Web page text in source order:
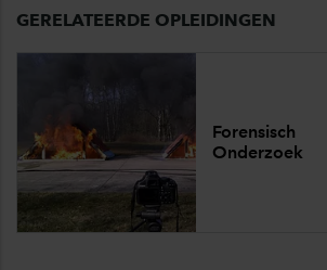
GERELATEERDE OPLEIDINGEN
Forensisch
Onderzoek